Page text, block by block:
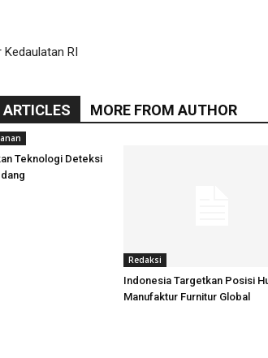
Kedaulatan RI
ARTICLES MORE FROM AUTHOR
Teknologi Deteksi
Redaksi
Indonesia Targetkan Posisi
Manufaktur Furnitur Global